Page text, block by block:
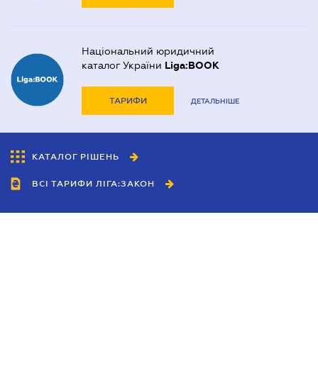
Національний юридичний
каталог України Liga:BOOK
ТАРИФИ ДЕТАЛЬНІШЕ
КАТАЛОГ РІШЕНЬ
ВСІ ТАРИФИ ЛІГА:ЗАКОН